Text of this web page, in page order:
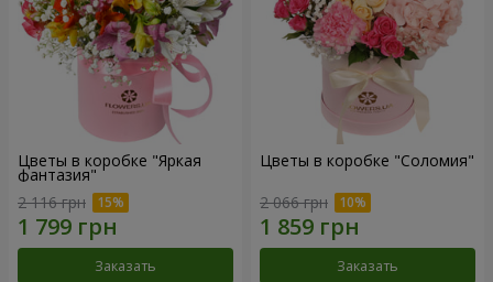
Цветы в коробке "Яркая
фантазия"
2 116 грн
Заказать
Цветы в коробке "Соломия"
2 066 грн
Заказать